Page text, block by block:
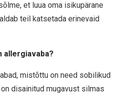
et luua oma isikupärane
teil katsetada erinevaid
allergiavaba?
mistõttu on need sobilikud
disainitud mugavust silmas